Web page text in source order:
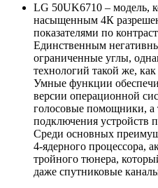
LG 50UK6710 – модель,
насыщенным 4К
показателями по
Единственным
ограниченные углы,
технологий такой же,
Умные функции
версии операционной
голосовые помощники, а
подключения устройств
Среди основных
4-ядерного процессора,
тройного тюнера,
даже спутниковые